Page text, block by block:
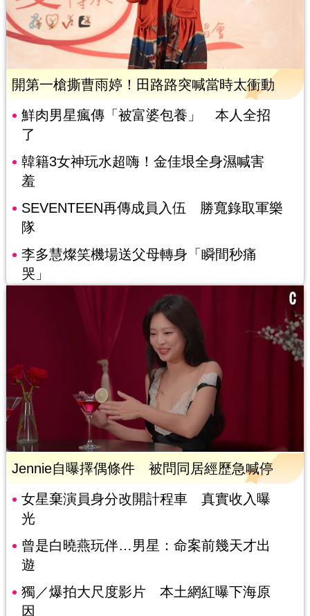
開第一槍撕曹雨婷！田路路突喊當時太衝動
鮮肉男星瘋傳「被富婆包養」 本人全招
了
韓籍3女神玩水超嗨！金佳垠全身濕喊害
羞
SEVENTEEN再傳成員入伍 勝寬錄取軍樂
隊
李多慧燦笑機場送父母轉身「瞬間秒痛
哭」
Jennie自曝擇偶條件 被問同居經歷急喊停
女星棄演員身分改開計程車 真實收入曝
光
曾是白曉燕玩伴…男星：命案前幾天才出
遊
獨／爆拍大尺度影片 本土網紅曝下海原
因